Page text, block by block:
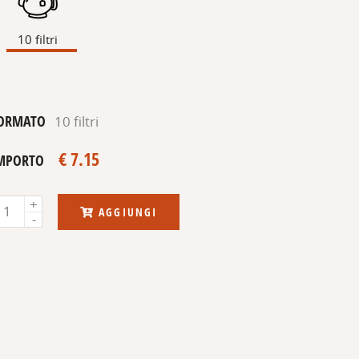
10 filtri
10 filtri
€ 7.15
AGGIUNGI